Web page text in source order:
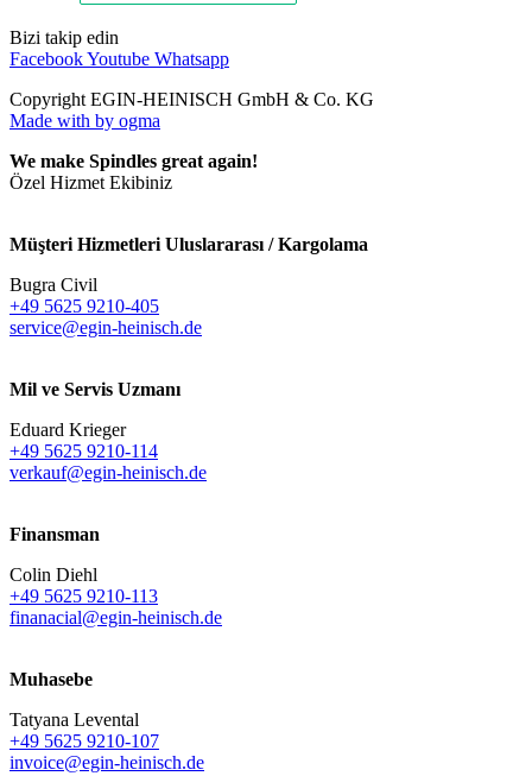
Bizi takip edin
FacebookYoutube Whatsapp
Copyright EGIN-HEINISCH GmbH & Co. KG
Made with by ogma
We make Spindles great again!
Özel Hizmet Ekibiniz
Müşteri Hizmetleri Uluslararası / Kargolama
Bugra Civil
+49 5625 9210-405
service@egin-heinisch.de
Mil ve Servis Uzmanı
Eduard Krieger
+49 5625 9210-114
verkauf@egin-heinisch.de
Finansman
Colin Diehl
+49 5625 9210-113
finanacial@egin-heinisch.de
Muhasebe
Tatyana Levental
+49 5625 9210-107
invoice@egin-heinisch.de